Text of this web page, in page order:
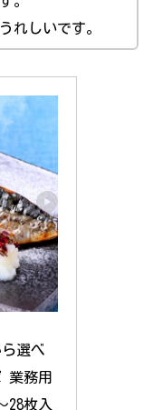
れしいです。
選べ
業務用
28枚入